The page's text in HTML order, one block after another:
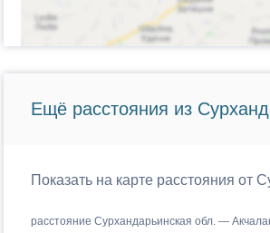
Ещё расстояния из
Показать на карте расстояния от
расстояние Сурхандарьинская обл. —